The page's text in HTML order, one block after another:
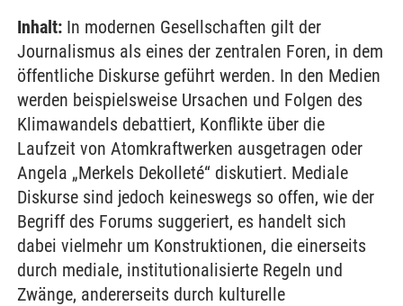
Inhalt: In modernen Gesellschaften gilt der
Journalismus als eines der zentralen Foren, in dem
öffentliche Diskurse geführt werden. In den Medien
werden beispielsweise Ursachen und Folgen des
Klimawandels debattiert, Konflikte über die
Laufzeit von Atomkraftwerken ausgetragen oder
Angela „Merkels Dekolleté“ diskutiert. Mediale
Diskurse sind jedoch keineswegs so offen, wie der
Begriff des Forums suggeriert, es handelt sich
dabei vielmehr um Konstruktionen, die einerseits
durch mediale, institutionalisierte Regeln und
Zwänge, andererseits durch kulturelle